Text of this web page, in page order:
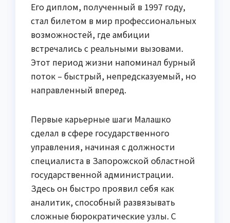
Его диплом, полученный в 1997 году,
стал билетом в мир профессиональных
возможностей, где амбиции
встречались с реальными вызовами.
Этот период жизни напоминал бурный
поток – быстрый, непредсказуемый, но
направленный вперед.
Первые карьерные шаги Малашко
сделал в сфере государственного
управления, начиная с должности
специалиста в Запорожской областной
государственной администрации.
Здесь он быстро проявил себя как
аналитик, способный развязывать
сложные бюрократические узлы. С